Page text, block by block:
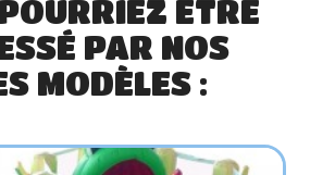
ÊTRE
PAR NOS
MODÈLES :